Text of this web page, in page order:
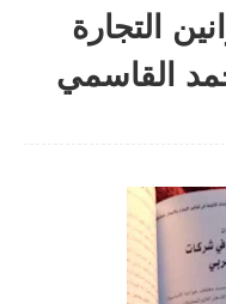
التجارة
القاسمي